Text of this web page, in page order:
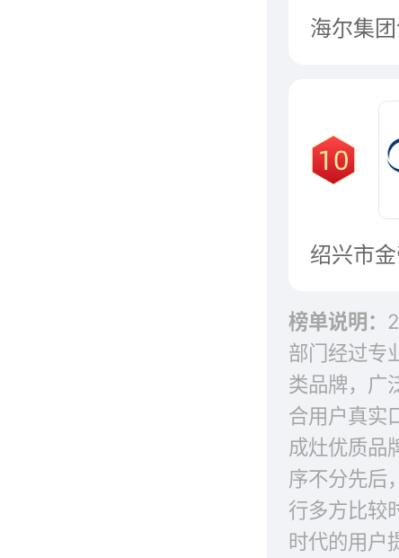
榜单说明：
部门经过专
类品牌，广
合用户真实
成灶优质品
序不分先后
行多方比较
时代的用户